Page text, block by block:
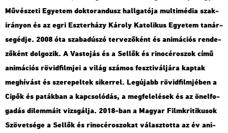
Mű­vé­sze­ti Egye­tem dok­to­ran­dusz hall­ga­tó­ja mul­ti­mé­dia szak­
irá­nyon és az egri Esz­ter­há­zy Ká­roly Ka­to­li­kus Egye­tem ta­nár­
se­géd­je. 2008 óta sza­bad­úszó ter­ve­ző­ként és ani­má­ci­ós ren­de­
ző­ként dol­go­zik. A Vas­to­jás és a Sel­lők és ri­no­cé­ro­szok című
ani­má­ci­ós rö­vid­film­jei a világ szá­mos fesz­ti­vál­já­ra kap­tak
meg­hí­vást és sze­re­pel­tek si­ker­rel. Leg­újabb rö­vid­film­jé­ben a
Cipők és pa­ták­ban a kap­cso­ló­dás, a meg­fe­le­lé­sek és az ön­el­fo­
ga­dás di­lem­má­it vizs­gál­ja. 2018-ban a Ma­gyar Film­kri­ti­ku­sok
Szö­vet­sé­ge a Sel­lők és ri­no­cé­ro­szo­kat vá­lasz­tot­ta az év ani­